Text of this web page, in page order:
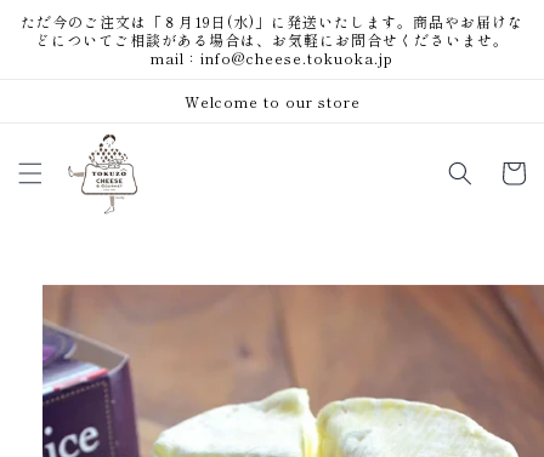
ンツに
進む
ただ今のご注文は「８月19日(水)」に発送いたします。商品やお届けな
どについてご相談がある場合は、お気軽にお問合せくださいませ。
mail：info@cheese.tokuoka.jp
Welcome to our store
ー
商品情
キップ